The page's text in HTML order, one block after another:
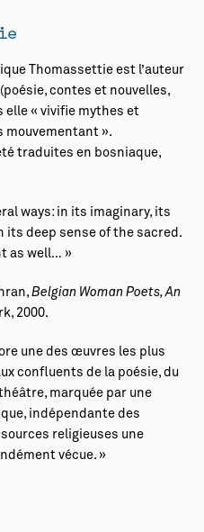
Thomassettie est l’auteur
contes et nouvelles,
elle « vivifie mythes et
mouvementant ».
traduites en bosniaque,
ways: in its imaginary, its
its deep sense of the sacred.
as well… »
Belgian Woman Poets, An
2000.
une des œuvres les plus
confluents de la poésie, du
marquée par une
indépendante des
religieuses une
vécue. »